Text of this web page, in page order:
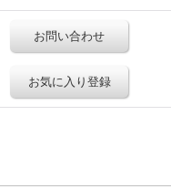
お問い合わせ
お気に入り登録